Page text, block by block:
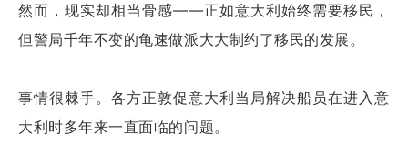
然而，现实却相当骨感——正如意大利始终需要移民，
但警局千年不变的龟速做派大大制约了移民的发展。
事情很棘手。各方正敦促意大利当局解决船员在进入意
大利时多年来一直面临的问题。